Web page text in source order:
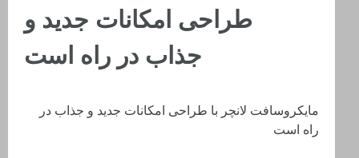
طراحی امکانات جدید و
جذاب در راه است
مایکروسافت لانچر با طراحی امکانات جدید و جذاب در
راه است